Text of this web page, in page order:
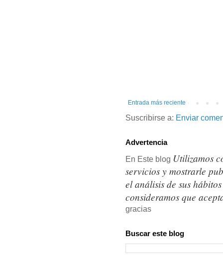
Entrada más reciente
Suscribirse a: Enviar
Advertencia
En Este blog Utilizamos
servicios y mostrarle
el análisis de sus
consideramos que
gracias
Buscar este blog